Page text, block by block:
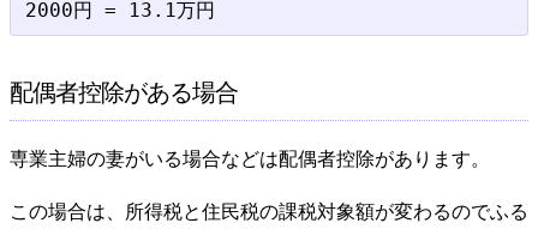
配偶者控除がある場合
専業主婦の妻がいる場合などは配偶者控除があります。
この場合は、所得税と住民税の課税対象額が変わるのでふる